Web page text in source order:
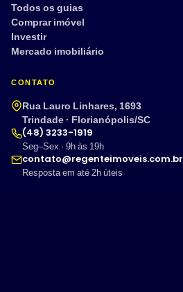
Todos os guias
Comprar imóvel
Investir
Mercado imobiliário
CONTATO
Rua Lauro Linhares, 1693
Trindade · Florianópolis/SC
(48) 3233-1919
Seg–Sex · 9h às 19h
contato@regenteimoveis.com.br
Resposta em até 2h úteis